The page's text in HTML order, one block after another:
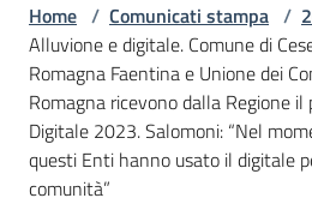
Comunicati
stampa
Menu selezionato
Cerca
un
comunicato
Home / Comunicati stampa /
Alluvione e digitale. Comune di
Romagna Faentina e Unione dei
Romagna ricevono dalla Regione
Digitale 2023. Salomoni: “Nel
questi Enti hanno usato il digitale
comunità”